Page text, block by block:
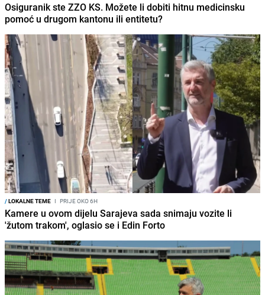
Osiguranik ste ZZO KS. Možete li dobiti hitnu medicinsku
pomoć u drugom kantonu ili entitetu?
/LOKALNE TEME I PRIJE OKO 6H
Kamere u ovom dijelu Sarajeva sada snimaju vozite li
'žutom trakom', oglasio se i Edin Forto